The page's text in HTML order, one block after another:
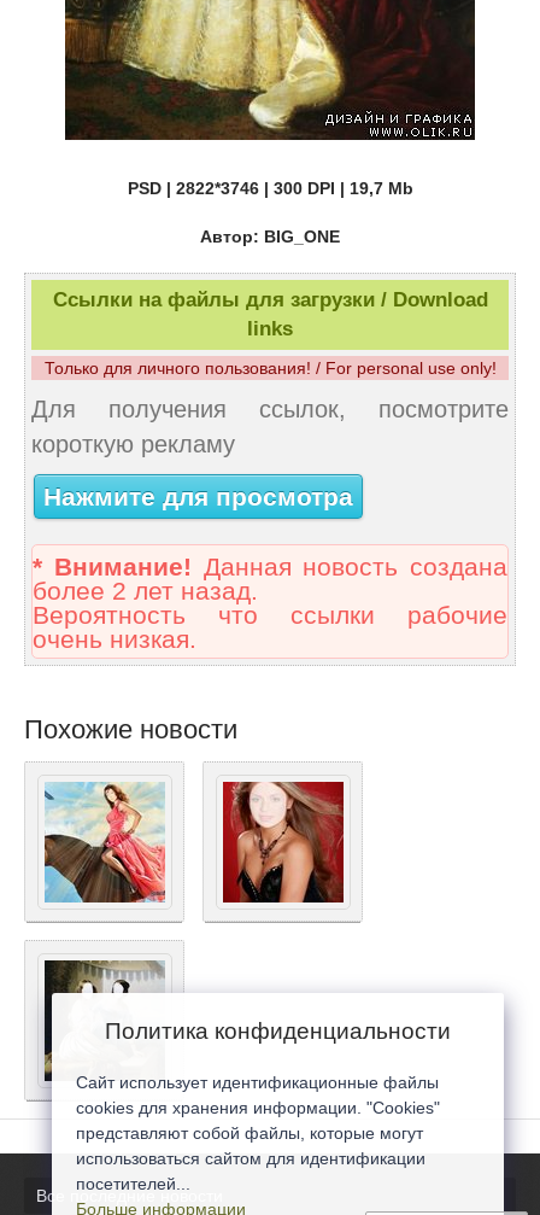
PSD | 2822*3746 | 300 DPI | 19,7 Mb
Автор: BIG_ONE
Ссылки на файлы для загрузки / Download
links
Только для личного пользования! / For personal use only!
Для получения ссылок, посмотрите
короткую рекламу
Нажмите для просмотра
* Внимание! Данная новость создана
более 2 лет назад.
Вероятность что ссылки рабочие
очень низкая.
Похожие новости
Все последние новости
Политика конфиденциальности
Сайт использует идентификационные файлы
cookies для хранения информации. "Cookies"
представляют собой файлы, которые могут
использоваться сайтом для идентификации
посетителей...
Больше информации